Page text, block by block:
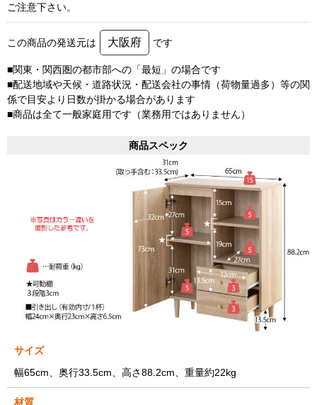
ご注意下さい。
この商品の発送元は 大阪府 です
■関東・関西圏の都市部への「最短」の場合です
■配送地域や天候・道路状況・配送会社の事情（荷物量過多）等の関
係で目安より日数が掛かる場合があります
■商品は全て一般家庭用です（業務用ではありません）
商品スペック
サイズ
幅65cm、奥行33.5cm、高さ88.2cm、重量約22kg
材質